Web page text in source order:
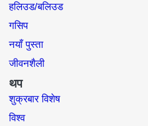
हलिउड/बलिउड
गसिप
नयाँ पुस्ता
जीवनशैली
थप
शुक्रबार विशेष
विश्व